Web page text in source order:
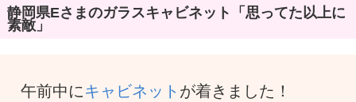
静岡県Eさまのガラスキャビネット「思ってた以上に
素敵」
午前中にキャビネット が着きました！